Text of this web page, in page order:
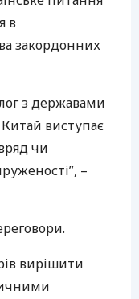
РЕЙТИНГ ДЕБЕТОВИХ
КАРТОК
ПУТІВНИКИ ПО
БАНКІВСЬКИХ КАРТКАХ
в
закордонних
з державами
виступає
чи
–
вирішити